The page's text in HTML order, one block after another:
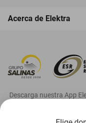
Acerca de Elektra
Descarga nuestra App